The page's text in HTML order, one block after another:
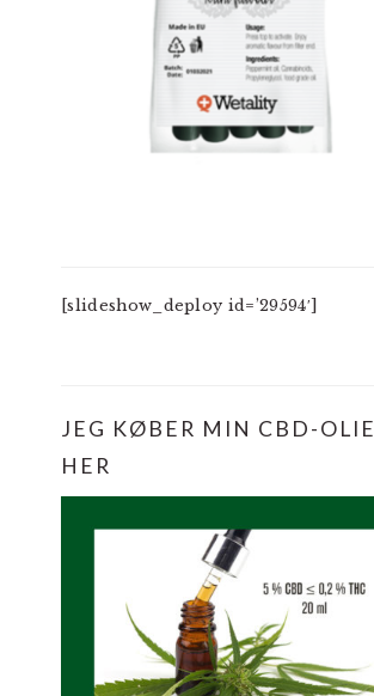
[slideshow_deploy id=’29594′]
JEG KØBER MIN CBD-OLIE
HER